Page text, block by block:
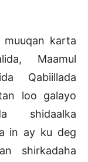
karta
Maamul
Qabiillada
loo galayo
shidaalka
in ay ku deg
shirkadaha